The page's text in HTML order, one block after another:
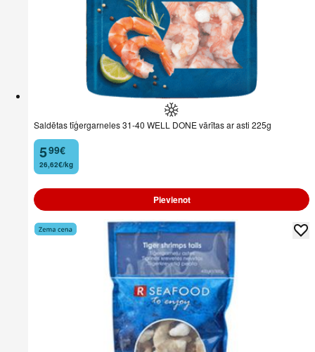
Saldētas tīģergarneles 31-40 WELL DONE vārītas ar asti 225g
5
. 99€
26,62€/kg
Pievienot